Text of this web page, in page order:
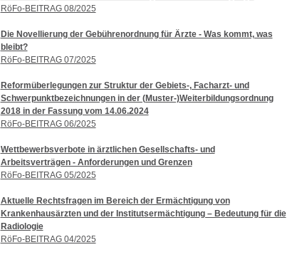
RöFo-BEITRAG 08/2025
Die Novellierung der Gebührenordnung für Ärzte - Was kommt, was
bleibt?
RöFo-BEITRAG 07/2025
Reformüberlegungen zur Struktur der Gebiets-, Facharzt- und
Schwerpunktbezeichnungen in der (Muster-)Weiterbildungsordnung
2018 in der Fassung vom 14.06.2024
RöFo-BEITRAG 06/2025
Wettbewerbsverbote in ärztlichen Gesellschafts- und
Arbeitsverträgen - Anforderungen und Grenzen
RöFo-BEITRAG 05/2025
Aktuelle Rechtsfragen im Bereich der Ermächtigung von
Krankenhausärzten und der Institutsermächtigung – Bedeutung für die
Radiologie
RöFo-BEITRAG 04/2025